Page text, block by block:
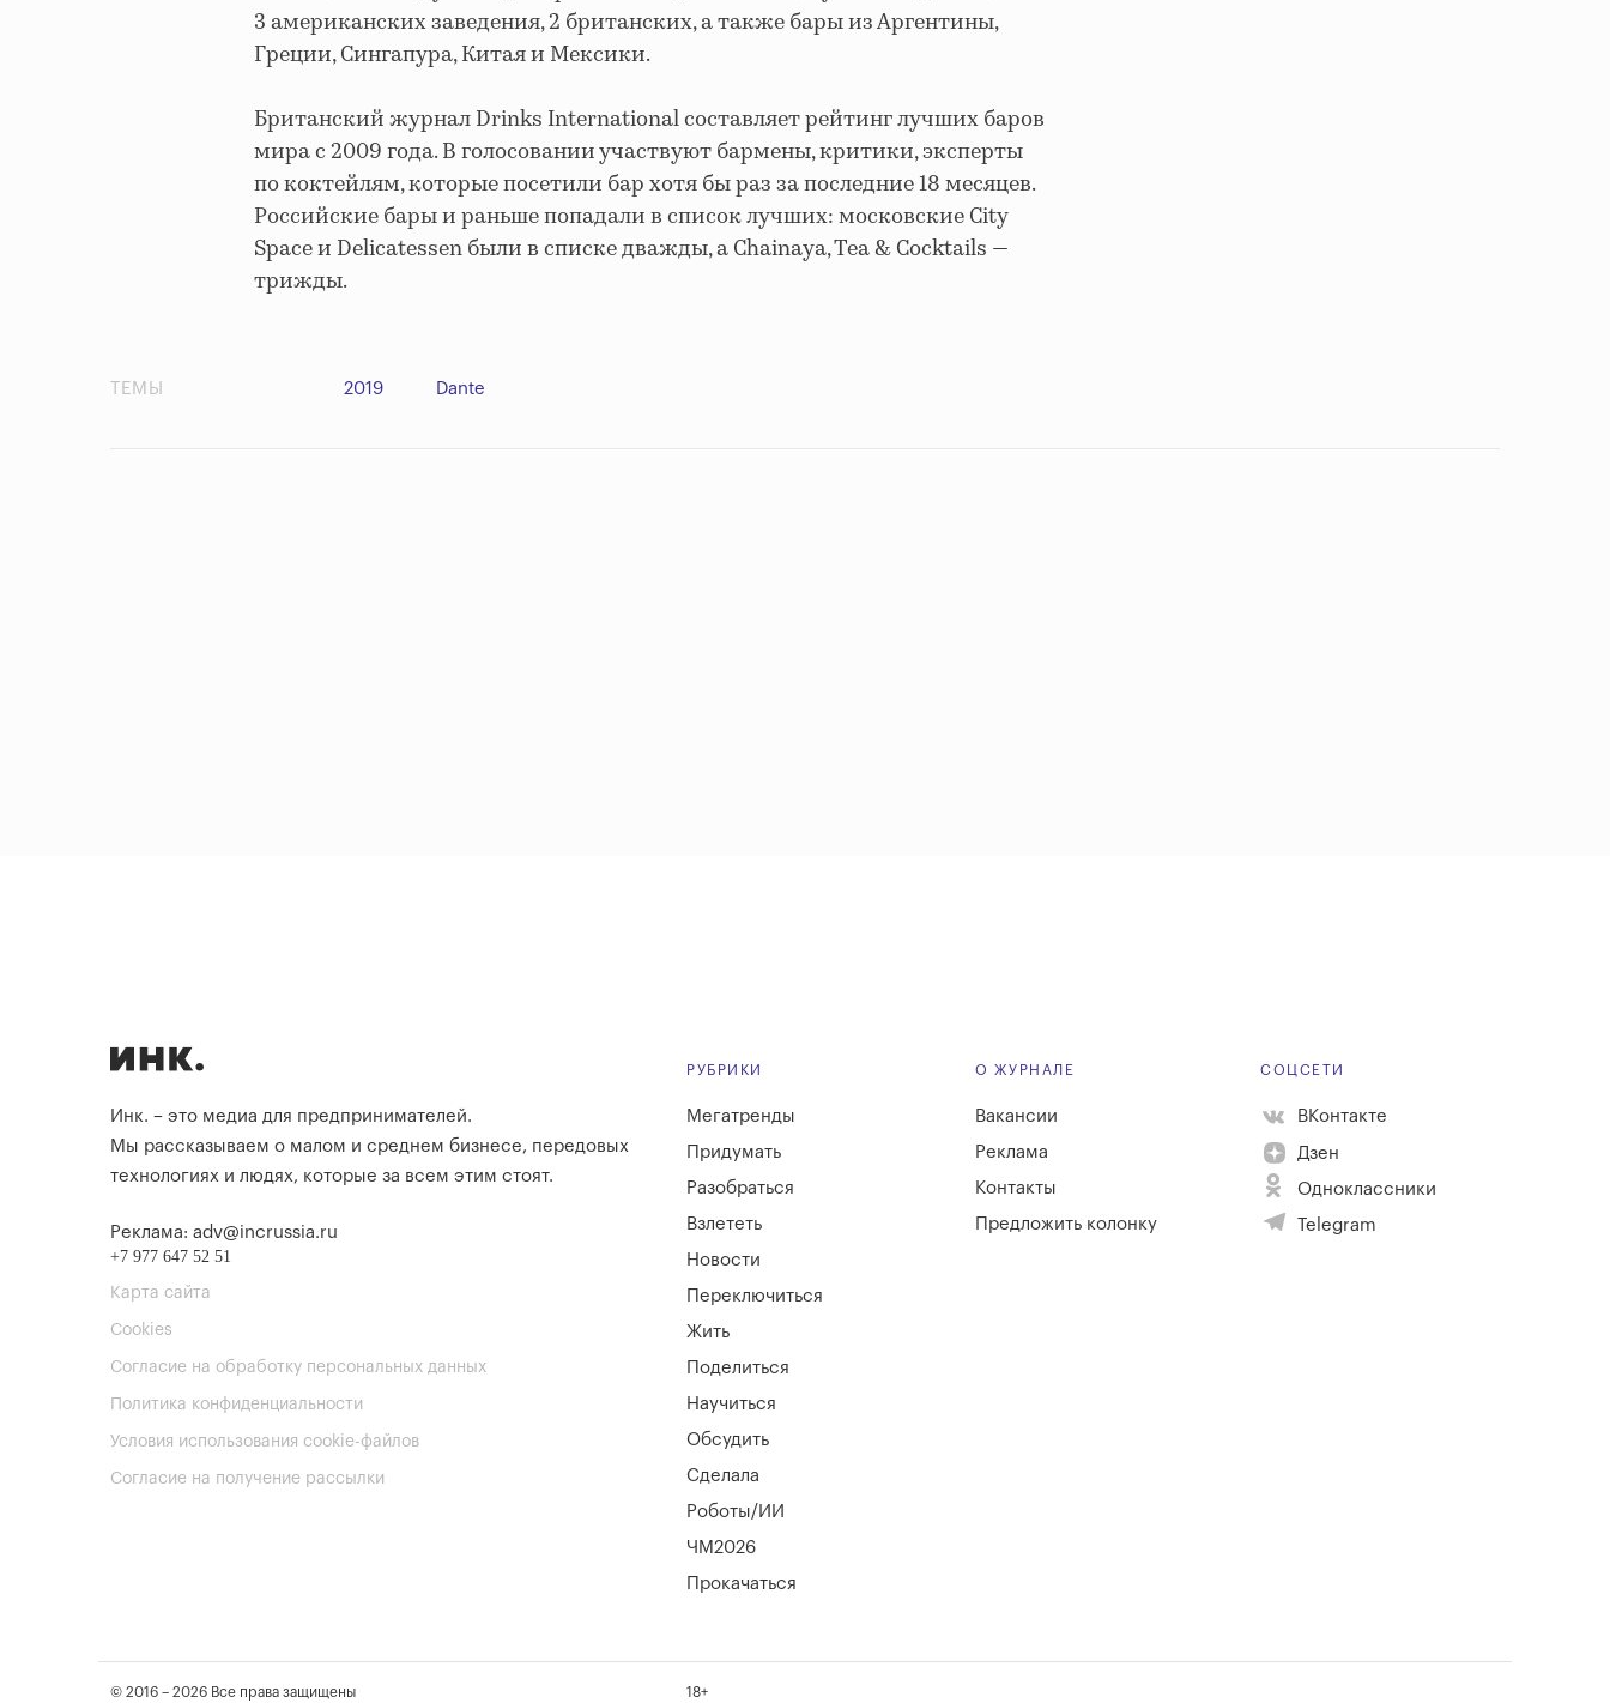
3 американских заведения, 2 британских, а также бары из Аргентины,
Греции, Сингапура, Китая и Мексики.
Британский журнал Drinks International составляет рейтинг лучших баров
мира с 2009 года. В голосовании участвуют бармены, критики, эксперты
по коктейлям, которые посетили бар хотя бы раз за последние 18 месяцев.
Российские бары и раньше попадали в список лучших: московские City
Space и Delicatessen были в списке дважды, а Chainaya, Tea & Cocktails —
трижды.
ТЕМЫ 2019 Dante
Инк. – это медиа для предпринимателей.
Мы рассказываем о малом и среднем бизнесе, передовых
технологиях и людях, которые за всем этим стоят.
Реклама: adv@incrussia.ru
+7 977 647 52 51
Карта сайта
Cookies
Согласие на обработку персональных данных
Политика конфиденциальности
Условия использования cookie-файлов
Согласие на получение рассылки
РУБРИКИ
Мегатренды
Придумать
Разобраться
Взлететь
Новости
Переключиться
Жить
Поделиться
Научиться
Обсудить
Сделала
Роботы/ИИ
ЧМ2026
Прокачаться
О ЖУРНАЛЕ
Вакансии
Реклама
Контакты
Предложить колонку
СОЦСЕТИ
ВКонтакте
Дзен
Одноклассники
Telegram
© 2016 – 2026 Все права защищены 18+